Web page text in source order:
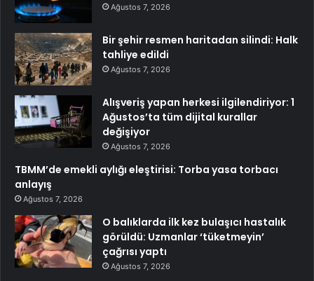
Ağustos 7, 2026
Bir şehir resmen haritadan silindi: Halk
tahliye edildi
Ağustos 7, 2026
Alışveriş yapan herkesi ilgilendiriyor: 1
Ağustos’ta tüm dijital kurallar
değişiyor
Ağustos 7, 2026
TBMM’de emekli aylığı eleştirisi: Torba yasa torbacı
anlayış
Ağustos 7, 2026
O balıklarda ilk kez bulaşıcı hastalık
görüldü: Uzmanlar ‘tüketmeyin’
çağrısı yaptı
Ağustos 7, 2026